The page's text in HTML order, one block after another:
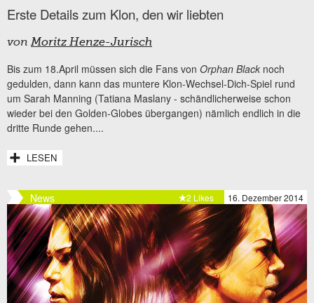
Erste Details zum Klon, den wir liebten
vonMoritz Henze-Jurisch
Bis zum 18.April müssen sich die Fans von Orphan Black noch
gedulden, dann kann das muntere Klon-Wechsel-Dich-Spiel rund
um Sarah Manning (Tatiana Maslany - schändlicherweise schon
wieder bei den Golden-Globes übergangen) nämlich endlich in die
dritte Runde gehen....
LESEN
News 16. Dezember 2014
2 Likes